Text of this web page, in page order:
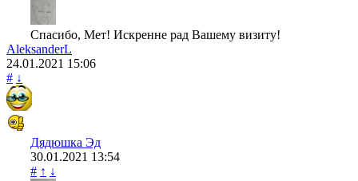
Спасибо, Мет! Искренне рад Вашему визиту!
AleksanderL
24.01.2021 15:06
# ↓
Дядюшка Эд
30.01.2021 13:54
# ↑ ↓